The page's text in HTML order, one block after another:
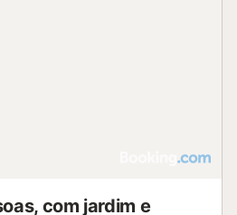
com jardim e